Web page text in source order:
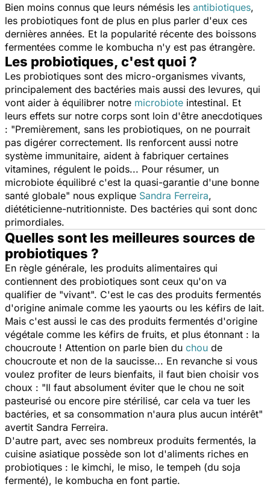
Bien moins connus que leurs némésis les antibiotiques,
les probiotiques font de plus en plus parler d'eux ces
dernières années. Et la popularité récente des boissons
fermentées comme le kombucha n'y est pas étrangère.
Les probiotiques, c'est quoi ?
Les probiotiques sont des micro-organismes vivants,
principalement des bactéries mais aussi des levures, qui
vont aider à équilibrer notre microbiote intestinal. Et
leurs effets sur notre corps sont loin d'être anecdotiques
: "Premièrement, sans les probiotiques, on ne pourrait
pas digérer correctement. Ils renforcent aussi notre
système immunitaire, aident à fabriquer certaines
vitamines, régulent le poids... Pour résumer, un
microbiote équilibré c'est la quasi-garantie d'une bonne
santé globale" nous explique Sandra Ferreira,
diététicienne-nutritionniste. Des bactéries qui sont donc
primordiales.
Quelles sont les meilleures sources de
probiotiques ?
En règle générale, les produits alimentaires qui
contiennent des probiotiques sont ceux qu'on va
qualifier de "vivant". C'est le cas des produits fermentés
d'origine animale comme les yaourts ou les kéfirs de lait.
Mais c'est aussi le cas des produits fermentés d'origine
végétale comme les kéfirs de fruits, et plus étonnant : la
choucroute ! Attention on parle bien du chou de
choucroute et non de la saucisse... En revanche si vous
voulez profiter de leurs bienfaits, il faut bien choisir vos
choux : "Il faut absolument éviter que le chou ne soit
pasteurisé ou encore pire stérilisé, car cela va tuer les
bactéries, et sa consommation n'aura plus aucun intérêt"
avertit Sandra Ferreira.
D'autre part, avec ses nombreux produits fermentés, la
cuisine asiatique possède son lot d'aliments riches en
probiotiques : le kimchi, le miso, le tempeh (du soja
fermenté), le kombucha en font partie.